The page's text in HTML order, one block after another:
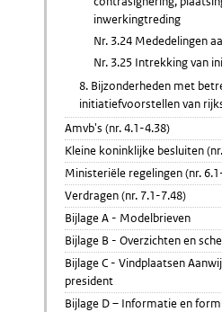
inwerkingtreding
Nr. 3.24 Mededelingen
Nr. 3.25 Intrekking van
8. Bijzonderheden met
initiatiefvoorstellen van
Amvb's (nr. 4.1-4.38)
Kleine koninklijke besluiten
Ministeriële regelingen (nr.
Verdragen (nr. 7.1-7.48)
Bijlage A - Modelbrieven
Bijlage B - Overzichten en
Bijlage C - Vindplaatsen
president
Bijlage D – Informatie en